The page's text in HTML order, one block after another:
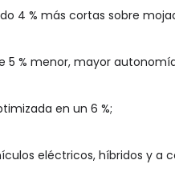
4 % más cortas sobre
5 % menor, mayor
en un 6 %;
eléctricos, híbridos y a